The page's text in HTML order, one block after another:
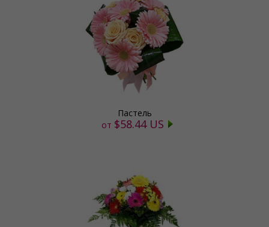
Пастель
от $58.44 US